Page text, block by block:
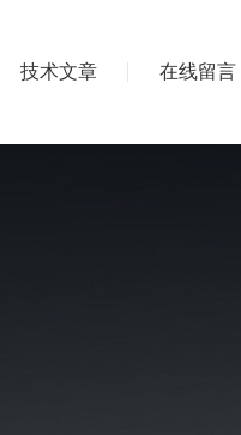
技术文章 在线留言